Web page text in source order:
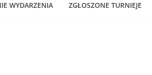
WYDARZENIA ZGŁOSZONE TURNIEJE